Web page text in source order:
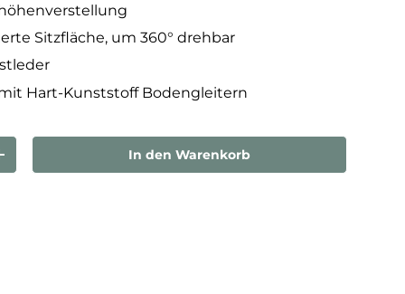
Sitzfläche, um 360° drehbar
Hart-Kunststoff Bodengleitern
erhöhen In den Warenkorb